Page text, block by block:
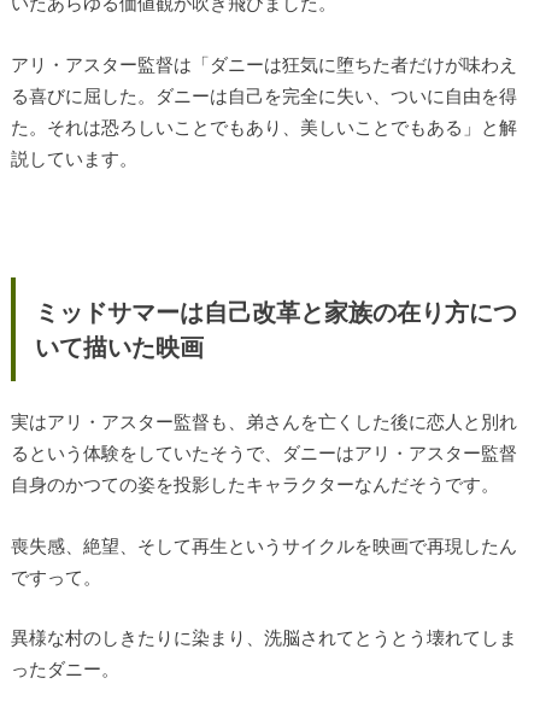
アリ・アスター監督は「ダニーは狂気に堕ちた者だけが味わえ
る喜びに屈した。ダニーは自己を完全に失い、ついに自由を得
た。それは恐ろしいことでもあり、美しいことでもある」と解
説しています。
ミッドサマーは自己改革と家族の在り方につ
いて描いた映画
実はアリ・アスター監督も、弟さんを亡くした後に恋人と別れ
るという体験をしていたそうで、ダニーはアリ・アスター監督
自身のかつての姿を投影したキャラクターなんだそうです。
喪失感、絶望、そして再生というサイクルを映画で再現したん
ですって。
異様な村のしきたりに染まり、洗脳されてとうとう壊れてしま
ったダニー。